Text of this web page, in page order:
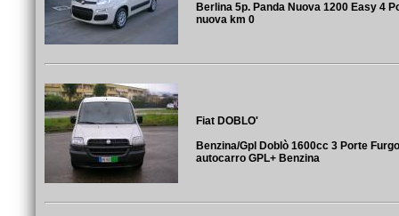
Berlina 5p. Panda Nuova 1200 Easy 4
nuova km 0
Fiat DOBLO'
Benzina/Gpl Doblò 1600cc 3 Porte
autocarro GPL+ Benzina